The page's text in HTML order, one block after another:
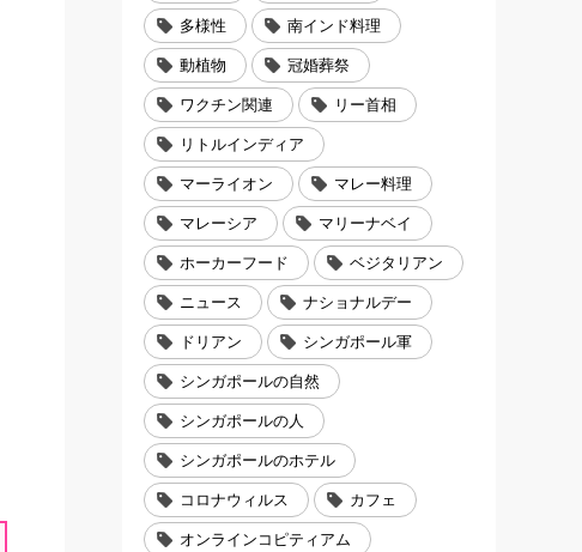
多様性 南インド料理
動植物 冠婚葬祭
ワクチン関連 リー首相
リトルインディア
マーライオン マレー料理
マレーシア マリーナベイ
ホーカーフード ベジタリアン
ニュース ナショナルデー
ドリアン シンガポール軍
シンガポールの自然
シンガポールの人
シンガポールのホテル
コロナウィルス カフェ
オンラインコピティアム